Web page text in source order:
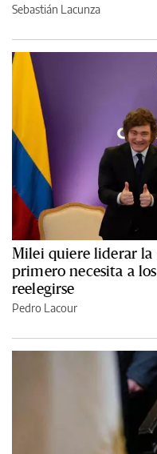
Sebastián Lacunza
Milei quiere liderar la
primero necesita a
reelegirse
Pedro Lacour